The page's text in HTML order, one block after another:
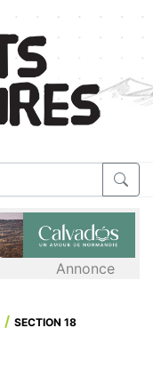
Annonce
SECTION 18